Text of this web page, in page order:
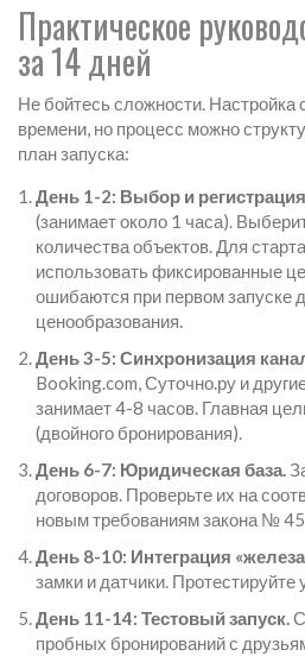
Практическое
за 14 дней
Не бойтесь сложности. Настройка
времени, но процесс можно
план запуска:
День 1-2: Выбор и
(занимает около 1 часа).
количества объектов. Для
использовать фиксированные
ошибаются при первом запуске
ценообразования.
День 3-5: Синхронизация
Booking.com, Суточно.ру и
занимает 4-8 часов. Главная
(двойного бронирования).
День 6-7: Юридическая база.
договоров. Проверьте их на
новым требованиям закона №
День 8-10: Интеграция
замки и датчики.
День 11-14: Тестовый запуск.
пробных бронирований с